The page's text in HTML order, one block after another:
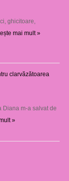
ghicitoare,
mai mult »
clarvăzătoarea
Diana m-a salvat de
»